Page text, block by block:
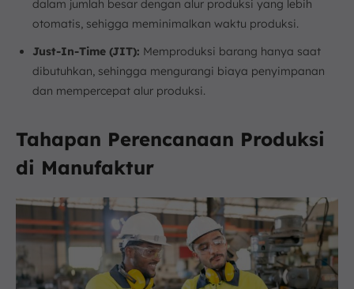
dalam jumlah besar dengan alur produksi yang lebih
otomatis, sehigga meminimalkan waktu produksi.
Just-In-Time (JIT): Memproduksi barang hanya saat
dibutuhkan, sehingga mengurangi biaya penyimpanan
dan mempercepat alur produksi.
Tahapan Perencanaan Produksi
di Manufaktur